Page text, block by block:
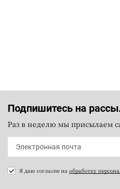
Подпишитесь на
Раз в неделю мы присылаем
Я даю согласие на обработку